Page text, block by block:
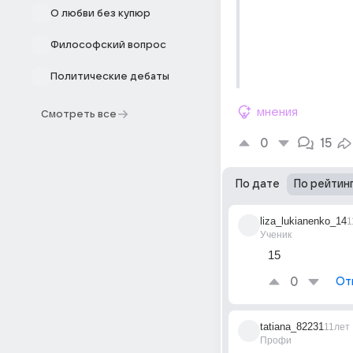
О любви без купюр
Философский вопрос
Политические дебаты
Смотреть все мнения
0 15
По дате По
liza_lukianenko_14
Ученик
15
0
tatiana_82231
Профи
11лет